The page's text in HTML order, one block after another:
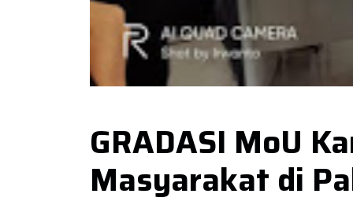
GRADASI MoU
Masyarakat di